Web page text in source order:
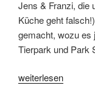
Jens & Franzi, die
Küche geht
gemacht, wozu es
Tierpark und Park
„Osterauflug
weiterlesen